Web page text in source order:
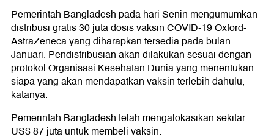
Pemerintah Bangladesh pada hari Senin mengumumkan
distribusi gratis 30 juta dosis vaksin COVID-19 Oxford-
AstraZeneca yang diharapkan tersedia pada bulan
Januari. Pendistribusian akan dilakukan sesuai dengan
protokol Organisasi Kesehatan Dunia yang menentukan
siapa yang akan mendapatkan vaksin terlebih dahulu,
katanya.
Pemerintah Bangladesh telah mengalokasikan sekitar
US$ 87 juta untuk membeli vaksin.